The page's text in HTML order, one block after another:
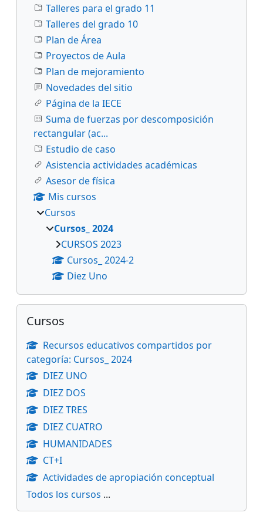
Talleres para el grado 11
Talleres del grado 10
Plan de Área
Proyectos de Aula
Plan de mejoramiento
Novedades del sitio
Página de la IECE
Suma de fuerzas por descomposición
rectangular (ac...
Estudio de caso
Asistencia actividades académicas
Asesor de física
Mis cursos
Cursos
Cursos_ 2024
CURSOS 2023
Cursos_ 2024-2
Diez Uno
Salta Cursos
Cursos
Recursos educativos compartidos por
categoría: Cursos_ 2024
DIEZ UNO
DIEZ DOS
DIEZ TRES
DIEZ CUATRO
HUMANIDADES
CT+I
Actividades de apropiación conceptual
Todos los cursos ...